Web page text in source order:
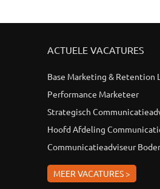
ACTUELE VACATURES
Base Marketing & Retention
Performance Marketeer
Strategisch
Hoofd Afdeling
Communicatieadviseur
MEER VACATURES >